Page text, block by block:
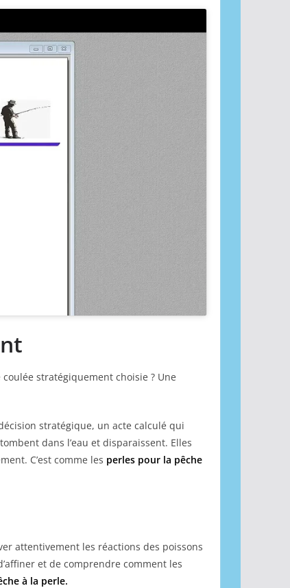
stratégiquement choisie ? Une
stratégique, un acte calculé qui
dans l’eau et disparaissent. Elles
C’est comme les perles pour la pêche
attentivement les réactions des poissons
et de comprendre comment les
à la perle.